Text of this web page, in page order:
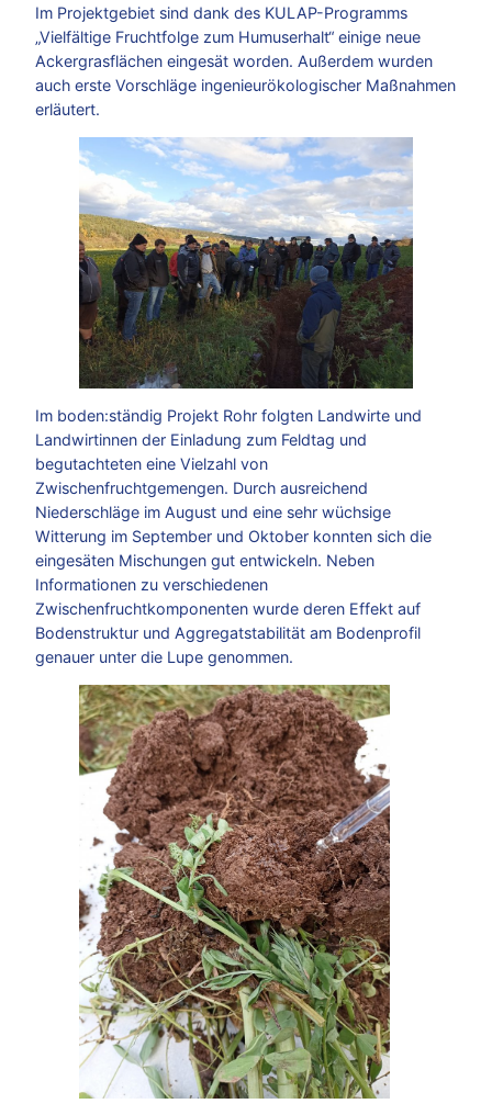
Im Projektgebiet sind dank des KULAP-Programms
„Vielfältige Fruchtfolge zum Humuserhalt“ einige neue
Ackergrasflächen eingesät worden. Außerdem wurden
auch erste Vorschläge ingenieurökologischer Maßnahmen
erläutert.
Im boden:ständig Projekt Rohr folgten Landwirte und
Landwirtinnen der Einladung zum Feldtag und
begutachteten eine Vielzahl von
Zwischenfruchtgemengen. Durch ausreichend
Niederschläge im August und eine sehr wüchsige
Witterung im September und Oktober konnten sich die
eingesäten Mischungen gut entwickeln. Neben
Informationen zu verschiedenen
Zwischenfruchtkomponenten wurde deren Effekt auf
Bodenstruktur und Aggregatstabilität am Bodenprofil
genauer unter die Lupe genommen.